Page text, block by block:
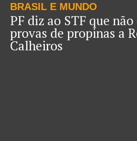
BRASIL E MUNDO
PF diz ao STF que
provas de propinas a
Calheiros